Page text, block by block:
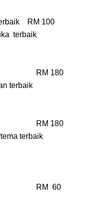
RM 100
terbaik
RM 180
terbaik
RM 180
terbaik
RM 60